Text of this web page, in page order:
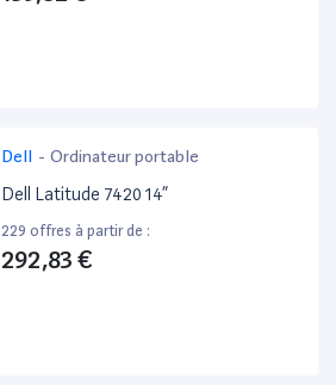
Dell - Ordinateur portable
Dell Latitude 7420 14”
229 offres à partir de :
292,83 €